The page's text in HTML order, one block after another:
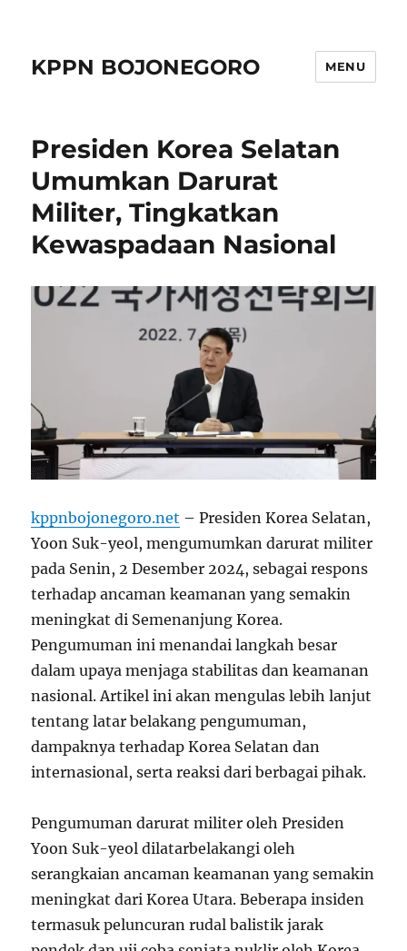
KPPN BOJONEGORO MENU
Presiden Korea Selatan
Umumkan Darurat
Militer, Tingkatkan
Kewaspadaan Nasional
kppnbojonegoro.net – Presiden Korea Selatan,
Yoon Suk-yeol, mengumumkan darurat militer
pada Senin, 2 Desember 2024, sebagai respons
terhadap ancaman keamanan yang semakin
meningkat di Semenanjung Korea.
Pengumuman ini menandai langkah besar
dalam upaya menjaga stabilitas dan keamanan
nasional. Artikel ini akan mengulas lebih lanjut
tentang latar belakang pengumuman,
dampaknya terhadap Korea Selatan dan
internasional, serta reaksi dari berbagai pihak.
Pengumuman darurat militer oleh Presiden
Yoon Suk-yeol dilatarbelakangi oleh
serangkaian ancaman keamanan yang semakin
meningkat dari Korea Utara. Beberapa insiden
termasuk peluncuran rudal balistik jarak